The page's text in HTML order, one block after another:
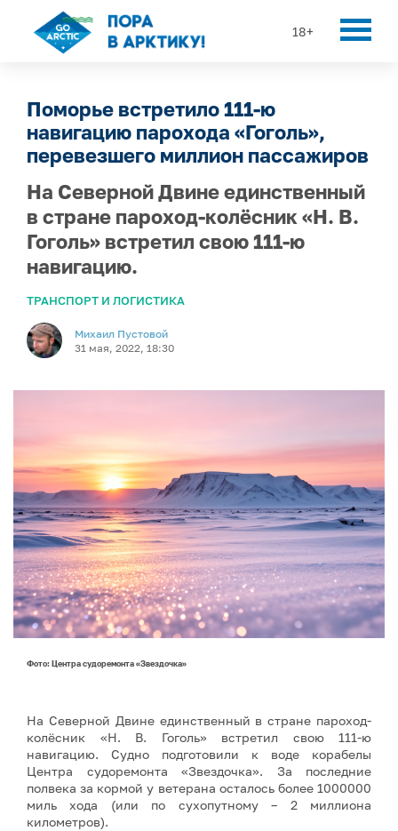
18+
Поморье встретило 111-ю
навигацию парохода «Гоголь»,
перевезшего миллион пассажиров
На Северной Двине единственный
в стране пароход-колёсник «Н. В.
Гоголь» встретил свою 111-ю
навигацию.
ТРАНСПОРТ И ЛОГИСТИКА
Михаил Пустовой
31 мая, 2022, 18:30
Фото: Центра судоремонта «Звездочка»
На Северной Двине единственный в стране пароход-
колёсник «Н. В. Гоголь» встретил свою 111-ю
навигацию. Судно подготовили к воде корабелы
Центра судоремонта «Звездочка». За последние
полвека за кормой у ветерана осталось более 1000000
миль хода (или по сухопутному – 2 миллиона
километров).